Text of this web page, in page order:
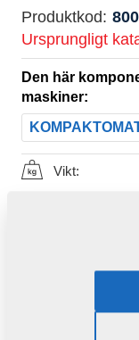
Mina
maskiner
För
nedladdning
Produktkod:
Ursprungligt
Den här
maskiner:
Vikt: